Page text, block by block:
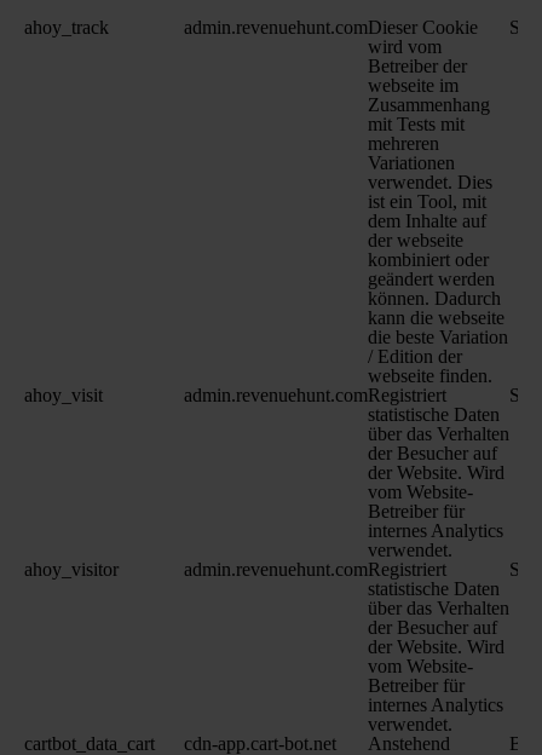
ahoy_track
admin.revenuehunt.comDieser Cookie
wird vom
Betreiber der
webseite im
Zusammenhang
mit Tests mit
mehreren
Variationen
verwendet. Dies
ist ein Tool, mit
dem Inhalte auf
der webseite
kombiniert oder
geändert werden
können. Dadurch
kann die webseite
die beste Variation
/ Edition der
webseite finden.
ahoy_visit admin.revenuehunt.comRegistriert
statistische Daten
über das Verhalten
der Besucher auf
der Website. Wird
vom Website-
Betreiber für
internes Analytics
verwendet.
ahoy_visitor admin.revenuehunt.comRegistriert
statistische Daten
über das Verhalten
der Besucher auf
der Website. Wird
vom Website-
Betreiber für
internes Analytics
verwendet.
cartbot_data_cart cdn-app.cart-bot.net Anstehend